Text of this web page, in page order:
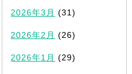
2026年3月 (31)
2026年2月 (26)
2026年1月 (29)